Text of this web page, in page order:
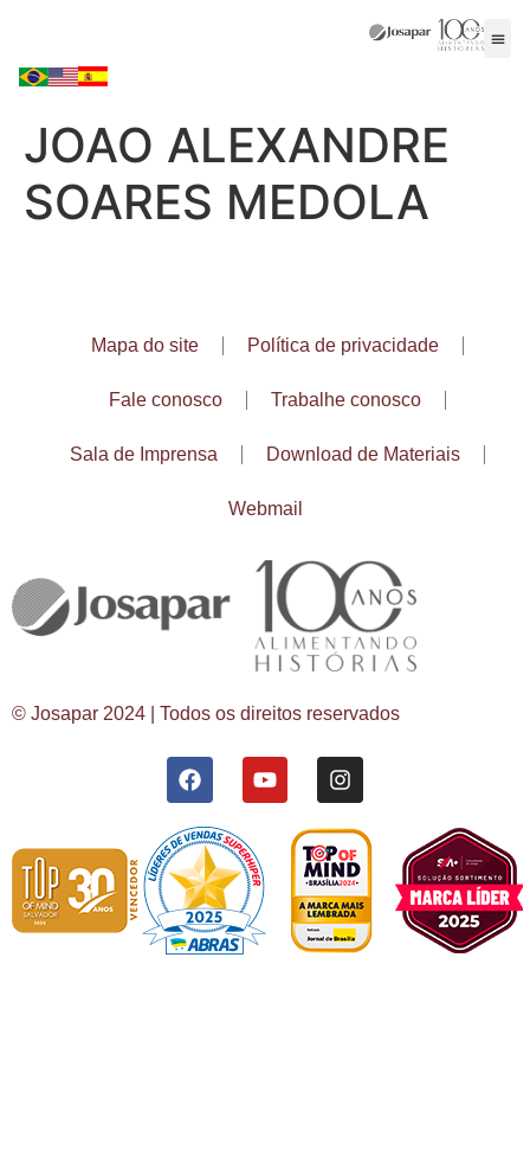
JOAO ALEXANDRE
SOARES MEDOLA
Mapa do site Política de privacidade
Fale conosco Trabalhe conosco
Sala de Imprensa Download de Materiais
Webmail
© Josapar 2024 | Todos os direitos reservados